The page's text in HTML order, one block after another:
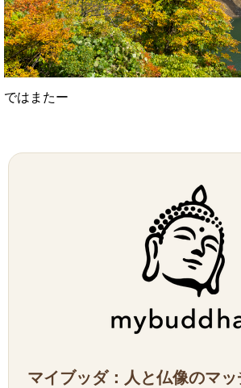
ではまたー
マイブッダ：人と仏像のマッ